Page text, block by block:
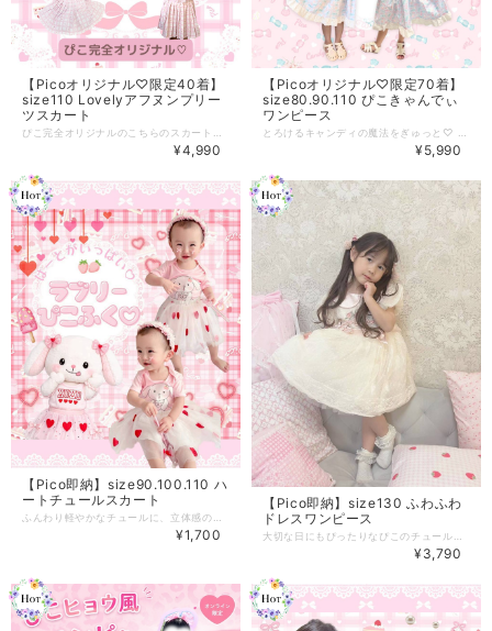
【Picoオリジナル♡限定40着】
size110 Lovelyアフヌンプリー
ツスカート
ぴこ完全オリジナルのこちらのスカート♡ 生地のデザインからこだわって作りました(^^) シワになりにくい素材を使用♪ アクティブな女の子も嬉しい♡スカパン仕様です 数量限定販売となります 糸が出ていたりする箇所が数か所ある場合がございます。 試行錯誤を重ねて、デザインしたスカートになります♡是非ご検討くださいませ♡
¥4,990
【Picoオリジナル♡限定70着】
size80.90.110 ぴこきゃんでぃ
ワンピース
とろけるキャンディの魔法をぎゅっと♡ ＼ ぴこきゃんでぃワンピース ／ size80~130 ころんと可愛いロリポップやキャンディ、 いちごやハートがちりばめられた ぴこオリジナルFabric ♡ 甘くてやさしい世界観を そのままぎゅっと詰めこんだ 夢みたいなワンピースができあがりました♡ こだわりは、 とびきり可愛く見える 胸元のレースアップ仕様 大人気のちどりバレリーナと 同じ型でお仕立てしましたが、レースやカラーチェンジして全く違う印象に スカートはふわっと広がる様に生地をたっぷりと使用、 レースの裾がちらりとのぞく 女の子の「好き」がたくさんつまったデザインにいたしました♡ サイズ感は ほどよくゆとりがあり、 長くお楽しみいただけます◎ 重ね着で年中着られるのも魅力です♡ ぴこきゃんでぃのヘアアクセだけでなく 色んなぴこふぁぶとの相性もばっちり♡ 「ぴこわーるど」でトータルコーデを楽しんでね♡ お洋服好きなすべての女の子へ わくわくする1着をお届けできますように♡
¥5,990
【Pico即納】size90.100.110 ハ
ートチュールスカート
¥1,700
【Pico即納】size130 ふわふわ
ドレスワンピース
¥3,790